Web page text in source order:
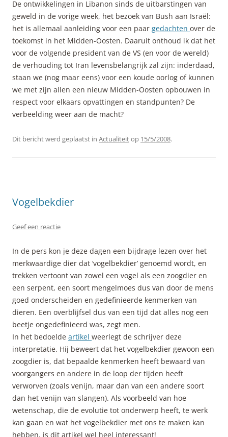
De ontwikkelingen in Libanon sinds de uitbarstingen van
geweld in de vorige week, het bezoek van Bush aan Israël:
het is allemaal aanleiding voor een paar gedachten over de
toekomst in het Midden-Oosten. Daaruit onthoud ik dat het
voor de volgende president van de VS (en voor de wereld)
de verhouding tot Iran levensbelangrijk zal zijn: inderdaad,
staan we (nog maar eens) voor een koude oorlog of kunnen
we met zijn allen een nieuw Midden-Oosten opbouwen in
respect voor elkaars opvattingen en standpunten? De
verbeelding weer aan de macht?
Dit bericht werd geplaatst in Actualiteitop 15/5/2008.
Vogelbekdier
Geef een reactie
In de pers kon je deze dagen een bijdrage lezen over het
merkwaardige dier dat ‘vogelbekdier’ genoemd wordt, en
trekken vertoont van zowel een vogel als een zoogdier en
een serpent, een soort mengelmoes dus van door de mens
goed onderscheiden en gedefinieerde kenmerken van
dieren. Een overblijfsel dus van een tijd dat alles nog een
beetje ongedefinieerd was, zegt men.
In het bedoelde artikel weerlegt de schrijver deze
interpretatie. Hij beweert dat het vogelbekdier gewoon een
zoogdier is, dat bepaalde kenmerken heeft bewaard van
voorgangers en andere in de loop der tijden heeft
verworven (zoals venijn, maar dan van een andere soort
dan het venijn van slangen). Als voorbeeld van hoe
wetenschap, die de evolutie tot onderwerp heeft, te werk
kan gaan en wat het vogelbekdier met ons te maken kan
hebben, is dit artikel wel heel interessant!